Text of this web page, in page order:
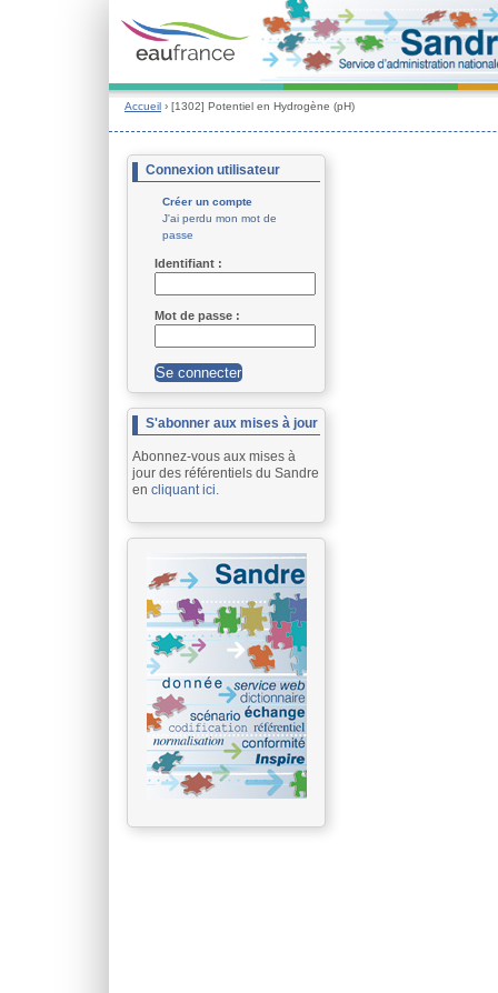
Accueil › [1302] Potentiel en Hydrogène (pH)
Connexion utilisateur
Créer un compte
J'ai perdu mon mot de
passe
Identifiant :
Mot de passe :
S'abonner aux mises à jour
Abonnez-vous aux mises à
jour des référentiels du Sandre
en cliquant ici.